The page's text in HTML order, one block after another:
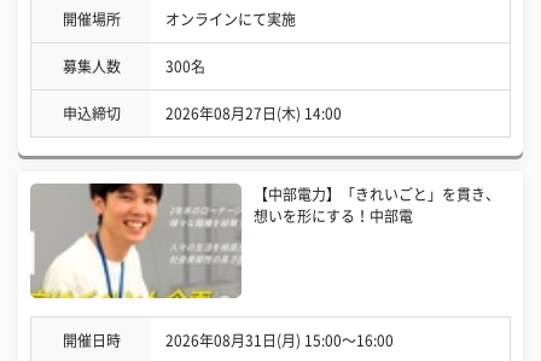
開催場所 オンラインにて実施
募集人数 300名
申込締切 2026年08月27日(木) 14:00
【中部電力】「きれいごと」を貫き、
想いを形にする！中部電
開催日時 2026年08月31日(月) 15:00〜16:00